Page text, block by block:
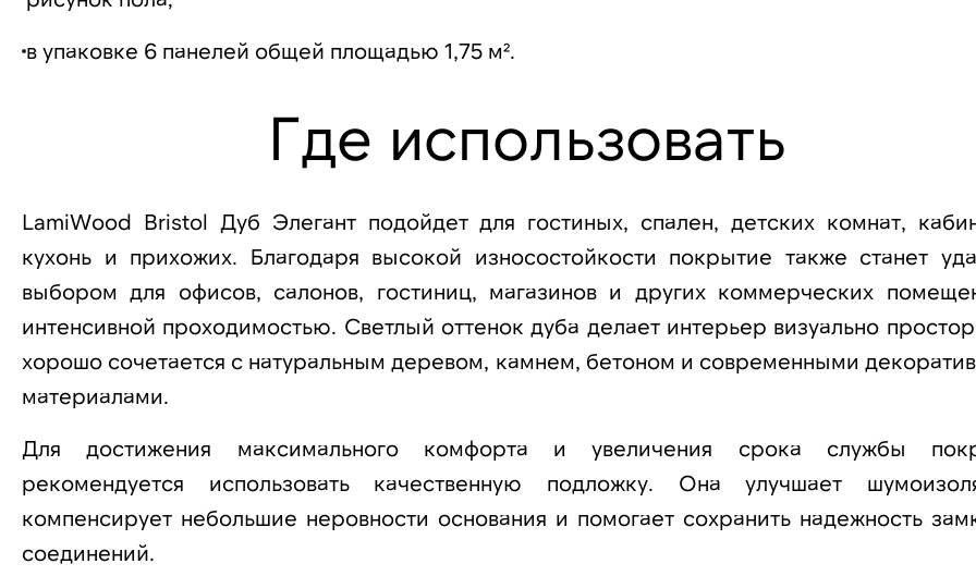
в упаковке 6 панелей общей площадью 1,75 м².
Где использовать
LamiWood Bristol Дуб Элегант подойдет для гостиных, спален, детских комнат,
кухонь и прихожих. Благодаря высокой износостойкости покрытие также станет
выбором для офисов, салонов, гостиниц, магазинов и других коммерческих
интенсивной проходимостью. Светлый оттенок дуба делает интерьер визуально
хорошо сочетается с натуральным деревом, камнем, бетоном и современными
материалами.
Для достижения максимального комфорта и увеличения срока службы
рекомендуется использовать качественную подложку. Она улучшает
компенсирует небольшие неровности основания и помогает сохранить надежность
соединений.